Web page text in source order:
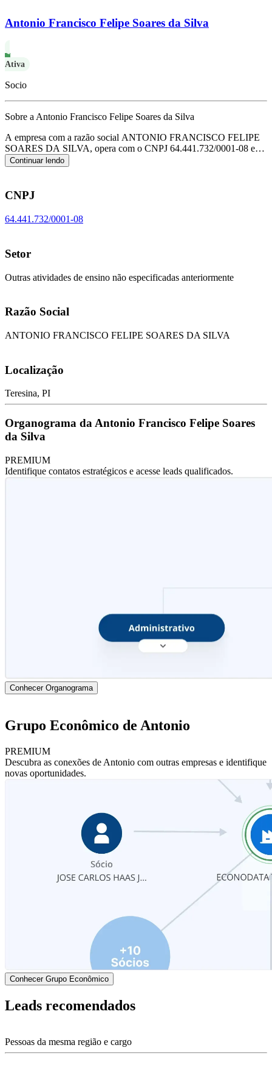
Antonio Francisco Felipe Soares da Silva
Ativa
Socio
Sobre a Antonio Francisco Felipe Soares da Silva
A empresa com a razão social ANTONIO FRANCISCO FELIPE
SOARES DA SILVA, opera com o CNPJ 64.441.732/0001-08 e
tem sua sede localizada em Teresina/PI.
atuação é de outras atividades de ensino não especificadas
Continuar lendo
CNPJ
64.441.732/0001-08
Setor
Outras atividades de ensino não especificadas anteriormente
Razão Social
ANTONIO FRANCISCO FELIPE SOARES DA SILVA
Localização
Teresina, PI
Organograma da Antonio Francisco Felipe Soares
da Silva
PREMIUM
Identifique contatos estratégicos e acesse leads qualificados.
Conhecer Organograma
Grupo Econômico de Antonio
PREMIUM
Descubra as conexões de Antonio com outras empresas e identifique
novas oportunidades.
Conhecer Grupo Econômico
Leads recomendados
Pessoas da mesma região e cargo